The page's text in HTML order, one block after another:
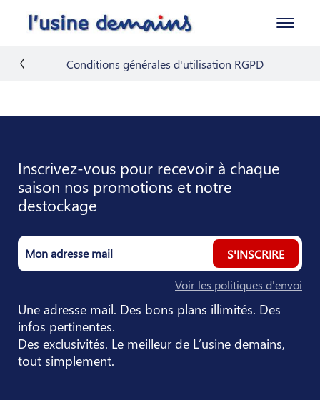
Conditions générales d'utilisation RGPD
Inscrivez-vous pour recevoir à chaque
saison nos promotions et notre
destockage
S'INSCRIRE
Voir les politiques d'envoi
Une adresse mail. Des bons plans illimités. Des
infos pertinentes.
Des exclusivités. Le meilleur de L’usine demains,
tout simplement.